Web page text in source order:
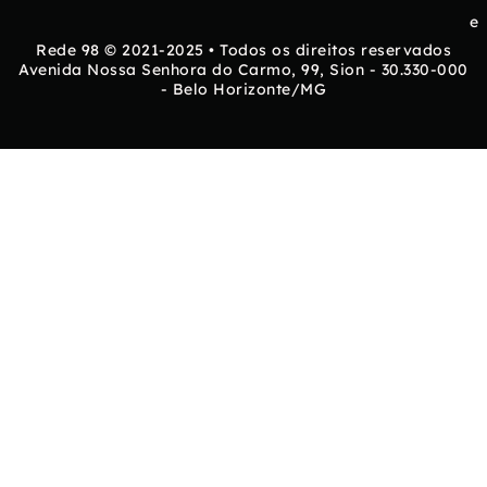
e
Rede 98 © 2021-2025 • Todos os direitos reservados
Avenida Nossa Senhora do Carmo, 99, Sion - 30.330-000
- Belo Horizonte/MG